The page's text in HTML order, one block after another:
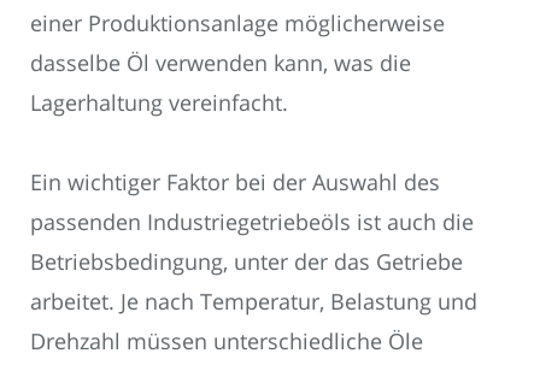
einer Produktionsanlage möglicherweise
dasselbe Öl verwenden kann, was die
Lagerhaltung vereinfacht.
Ein wichtiger Faktor bei der Auswahl des
passenden Industriegetriebeöls ist auch die
Betriebsbedingung, unter der das Getriebe
arbeitet. Je nach Temperatur, Belastung und
Drehzahl müssen unterschiedliche Öle